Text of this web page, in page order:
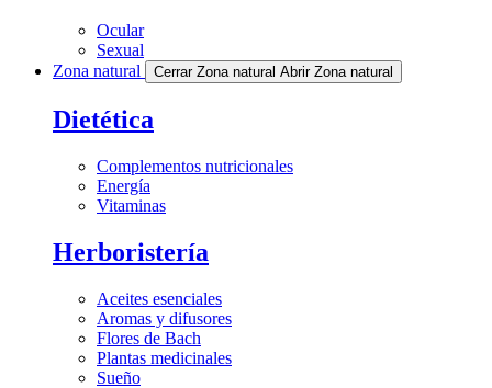
Ocular
Sexual
Zona natural
Cerrar Zona natural Abrir Zona natural
Dietética
Complementos nutricionales
Energía
Vitaminas
Herboristería
Aceites esenciales
Aromas y difusores
Flores de Bach
Plantas medicinales
Sueño